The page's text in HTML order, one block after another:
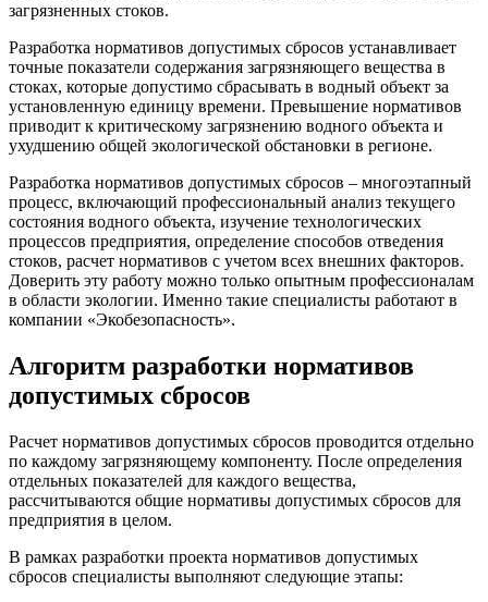
загрязненных стоков.
Разработка нормативов допустимых сбросов устанавливает
точные показатели содержания загрязняющего вещества в
стоках, которые допустимо сбрасывать в водный объект за
установленную единицу времени. Превышение нормативов
приводит к критическому загрязнению водного объекта и
ухудшению общей экологической обстановки в регионе.
Разработка нормативов допустимых сбросов – многоэтапный
процесс, включающий профессиональный анализ текущего
состояния водного объекта, изучение технологических
процессов предприятия, определение способов отведения
стоков, расчет нормативов с учетом всех внешних факторов.
Доверить эту работу можно только опытным профессионалам
в области экологии. Именно такие специалисты работают в
компании «Экобезопасность».
Алгоритм разработки нормативов
допустимых сбросов
Расчет нормативов допустимых сбросов проводится отдельно
по каждому загрязняющему компоненту. После определения
отдельных показателей для каждого вещества,
рассчитываются общие нормативы допустимых сбросов для
предприятия в целом.
В рамках разработки проекта нормативов допустимых
сбросов специалисты выполняют следующие этапы: